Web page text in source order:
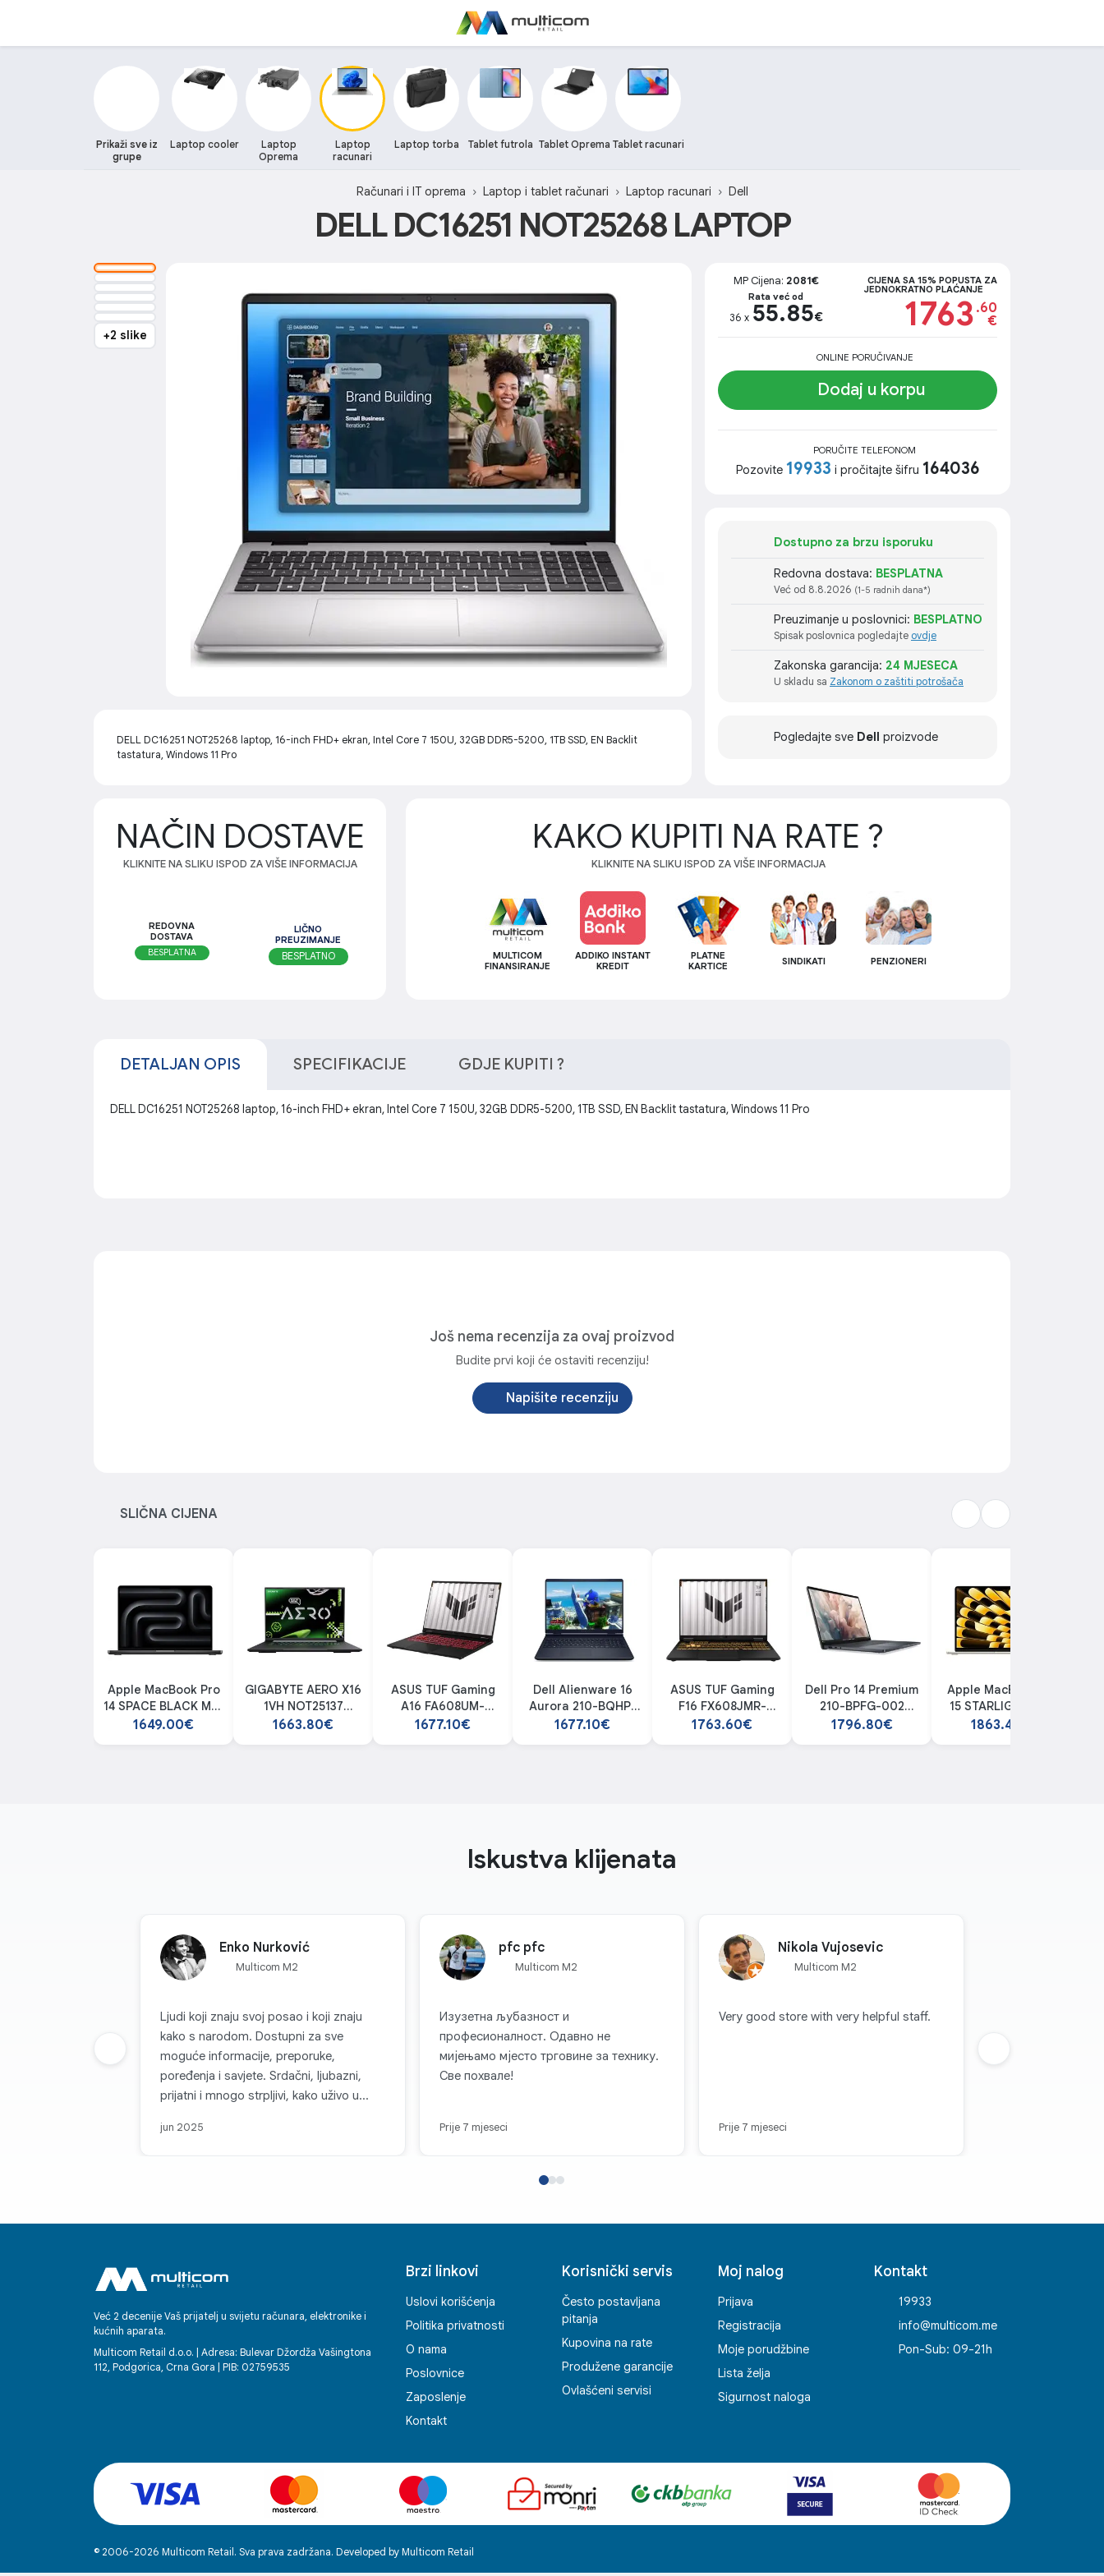
Prikaži sve iz
grupe
Laptop cooler
Laptop
Oprema
Laptop
racunari
Laptop torba Tablet futrola Tablet Oprema Tablet racunari
Računari i IT oprema Laptop i tablet računari Laptop racunari Dell
DELL DC16251 NOT25268 LAPTOP
+2 slike
DELL DC16251 NOT25268 laptop, 16-inch FHD+ ekran, Intel Core 7 150U, 32GB DDR5-5200, 1TB SSD, EN Backlit
tastatura, Windows 11 Pro
MP Cijena: 2081€
Rata već od
36 x 55.85€
CIJENA SA 15% POPUSTA ZA
JEDNOKRATNO PLAĆANJE
1763 .60
€
ONLINE PORUČIVANJE
Dodaj u korpu
PORUČITE TELEFONOM
Pozovite 19933 i pročitajte šifru 164036
Dostupno za brzu isporuku
Redovna dostava: BESPLATNA
Već od 8.8.2026 (1-5 radnih dana*)
Preuzimanje u poslovnici: BESPLATNO
Spisak poslovnica pogledajte ovdje
Zakonska garancija: 24 MJESECA
U skladu sa Zakonom o zaštiti potrošača
Pogledajte sve Dell proizvode
NAČIN DOSTAVE
KLIKNITE NA SLIKU ISPOD ZA VIŠE INFORMACIJA
REDOVNA
DOSTAVA
BESPLATNA
LIČNO
PREUZIMANJE
BESPLATNO
KAKO KUPITI NA RATE ?
KLIKNITE NA SLIKU ISPOD ZA VIŠE INFORMACIJA
MULTICOM
FINANSIRANJE
ADDIKO INSTANT
KREDIT
PLATNE
KARTICE
SINDIKATI PENZIONERI
DETALJAN OPIS SPECIFIKACIJE GDJE KUPITI ?
DELL DC16251 NOT25268 laptop, 16-inch FHD+ ekran, Intel Core 7 150U, 32GB DDR5-5200, 1TB SSD, EN Backlit tastatura, Windows 11 Pro
Još nema recenzija za ovaj proizvod
Budite prvi koji će ostaviti recenziju!
Napišite recenziju
SLIČNA CIJENA
Apple MacBook Pro
14 SPACE BLACK M5-
10C GPU-10C 16GB
1649.00€
GIGABYTE AERO X16
1VH NOT25137
laptop
1663.80€
ASUS TUF Gaming
A16 FA608UM-
RV015 NOT25402
1677.10€
Dell Alienware 16
Aurora 210-BQHP-
002 laptop
1677.10€
ASUS TUF Gaming
F16 FX608JMR-
RV024 NOT24998
1763.60€
Dell Pro 14 Premium
210-BPFG-002
laptop
1796.80€
Apple MacBook Air
15 STARLIGHT M4-
10C 10C-GPU 24GB
1863.40€
Iskustva klijenata
Enko Nurković
Multicom M2
Ljudi koji znaju svoj posao i koji znaju
kako s narodom. Dostupni za sve
moguće informacije, preporuke,
poređenja i savjete. Srdačni, ljubazni,
prijatni i mnogo strpljivi, kako uživo u
komunikacije. Svaka topla preporuka za
povjerenja kod kupaca koji stvaraju već
pri prvom kontaktu. Bilo da se radi o
podršci, savjetovanju ili tehničkoj
pomoći, radnici Multicoma ostavljaju
dojam partnera na kojega se možete
osloniti. Svako dobro! Enko
jun 2025
pfc pfc
Multicom M2
Изузетна љубазност и
професионалност. Одавно не
мијењамо мјесто трговине за технику.
Све похвале!
Prije 7 mjeseci
Nikola Vujosevic
Multicom M2
Very good store with very helpful staff.
Prije 7 mjeseci
Prethodna grupa
Već 2 decenije Vaš prijatelj u svijetu računara, elektronike i
kućnih aparata.
Multicom Retail d.o.o. | Adresa: Bulevar Džordža Vašingtona
112, Podgorica, Crna Gora | PIB: 02759535
Brzi linkovi
Uslovi korišćenja
Politika privatnosti
O nama
Poslovnice
Zaposlenje
Kontakt
Korisnički servis
Često postavljana
pitanja
Kupovina na rate
Produžene garancije
Ovlašćeni servisi
Moj nalog
Prijava
Registracija
Moje porudžbine
Lista želja
Sigurnost naloga
Kontakt
19933
info@multicom.me
Pon-Sub: 09-21h
© 2006-2026 Multicom Retail. Sva prava zadržana. Developed by Multicom Retail